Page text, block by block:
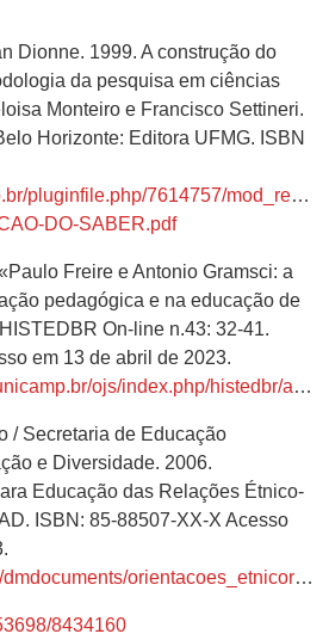
Dionne. 1999. A construção do
da pesquisa em ciências
Monteiro e Francisco Settineri.
Horizonte: Editora UFMG. ISBN
pluginfile.php/7614757/
DO-SABER.pdf
Freire e Antonio Gramsci: a
pedagógica e na educação de
On-line n.43: 32-41.
em 13 de abril de 2023.
ojs/index.php/histedbr/article/view/8639926
/ Secretaria de Educação
e Diversidade. 2006.
Educação das Relações Étnico-
ISBN: 85-88507-XX-X Acesso
orientacoes_etnicoraciais.pdf
8434160